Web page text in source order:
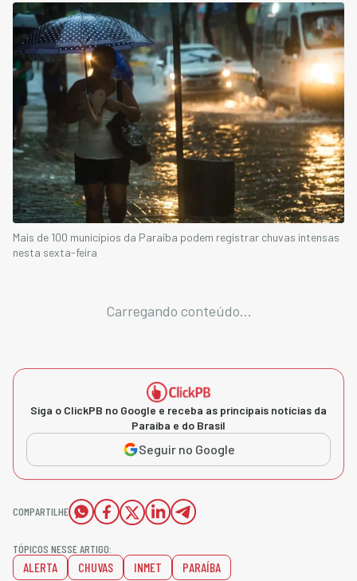
Mais de 100 municípios da Paraíba podem registrar chuvas intensas
nesta sexta-feira
Carregando conteúdo...
Siga o ClickPB no Google e receba as principais notícias da
Paraíba e do Brasil
Seguir no Google
COMPARTILHE
TÓPICOS NESSE ARTIGO:
ALERTA CHUVAS INMET PARAÍBA